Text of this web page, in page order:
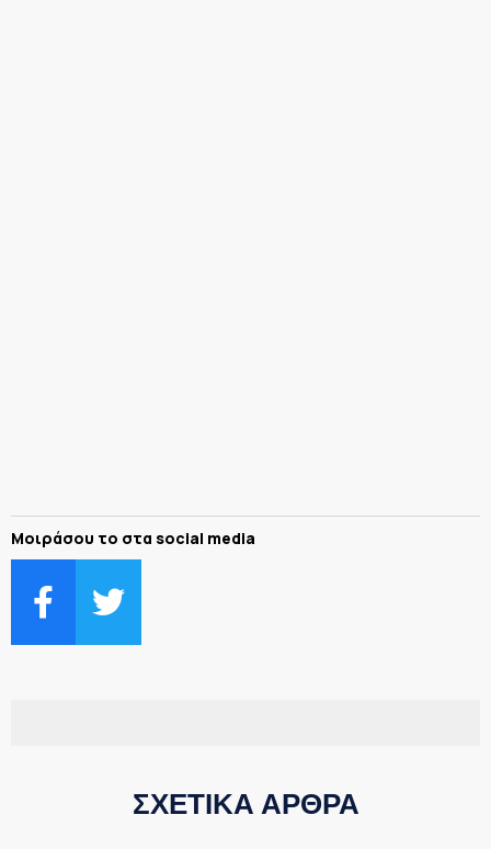
Μοιράσου το στα social media
ΣΧΕΤΙΚΑ ΑΡΘΡΑ